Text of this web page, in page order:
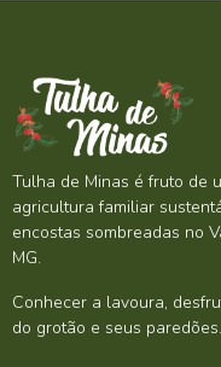
Tulha de Minas é fruto de
agricultura familiar
encostas sombreadas no
MG.
Conhecer a lavoura,
do grotão e seus paredões.